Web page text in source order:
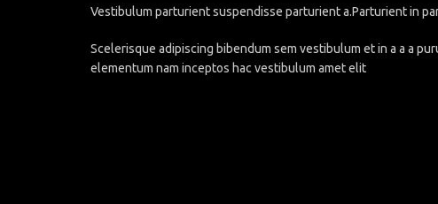
Vestibulum parturient suspendisse parturient a.Parturient in
Scelerisque adipiscing bibendum sem vestibulum et in a a a
elementum nam inceptos hac vestibulum amet elit